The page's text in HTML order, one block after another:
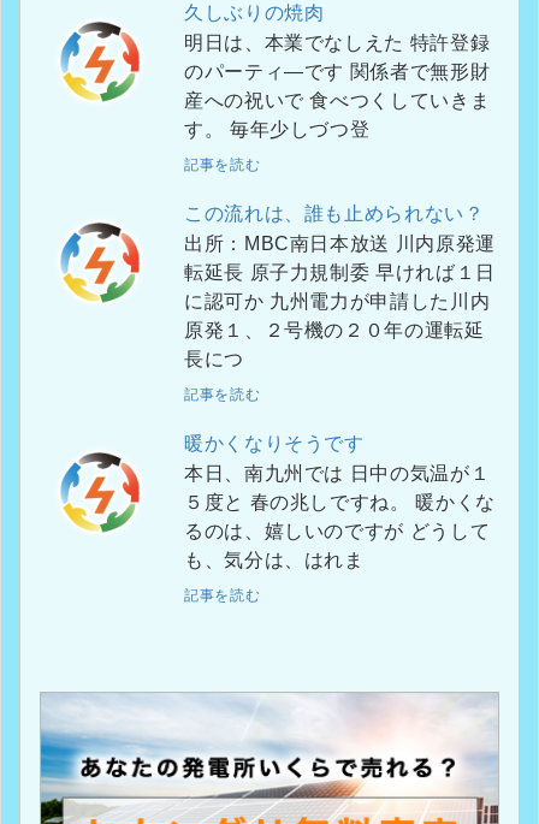
久しぶりの焼肉
明日は、本業でなしえた 特許登録
のパーティ―です 関係者で無形財
産への祝いで 食べつくしていきま
す。 毎年少しづつ登
記事を読む
この流れは、誰も止められない？
出所：MBC南日本放送 川内原発運
転延長 原子力規制委 早ければ１日
に認可か 九州電力が申請した川内
原発１、２号機の２０年の運転延
長につ
記事を読む
暖かくなりそうです
本日、南九州では 日中の気温が１
５度と 春の兆しですね。 暖かくな
るのは、嬉しいのですが どうして
も、気分は、はれま
記事を読む